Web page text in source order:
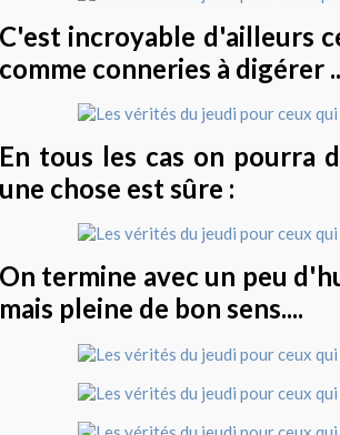
C'est incroyable d'ailleurs
comme conneries à digérer
En tous les cas on pourra
une chose est sûre :
On termine avec un peu
mais pleine de bon sens....